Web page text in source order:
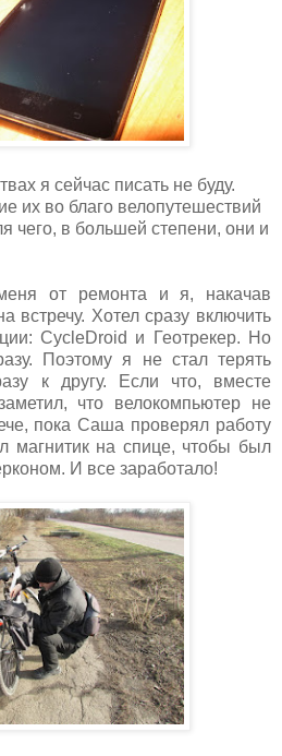
я сейчас писать не буду.
их во благо велопутешествий
чего, в большей степени, они и
от ремонта и я, накачав
встречу. Хотел сразу включить
CycleDroid и Геотрекер. Но
Поэтому я не стал терять
к другу. Если что, вместе
что велокомпьютер не
пока Саша проверял работу
магнитик на спице, чтобы был
И все заработало!